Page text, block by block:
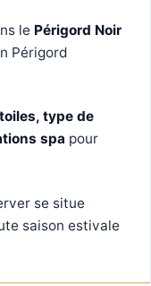
le Périgord Noir
Périgord
type de
spa pour
se situe
saison estivale